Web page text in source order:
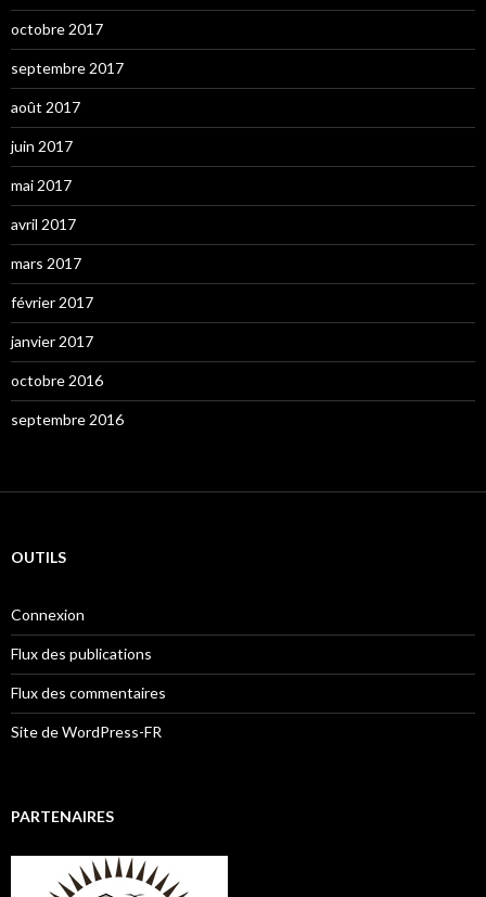
octobre 2017
septembre 2017
août 2017
juin 2017
mai 2017
avril 2017
mars 2017
février 2017
janvier 2017
octobre 2016
septembre 2016
OUTILS
Connexion
Flux des publications
Flux des commentaires
Site de WordPress-FR
PARTENAIRES